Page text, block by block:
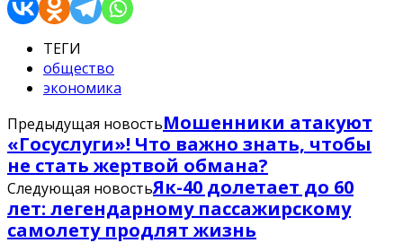
ТЕГИ
общество
экономика
Предыдущая новостьМошенники атакуют
«Госуслуги»! Что важно знать, чтобы
не стать жертвой обмана?
Следующая новостьЯк-40 долетает до 60
лет: легендарному пассажирскому
самолету продлят жизнь